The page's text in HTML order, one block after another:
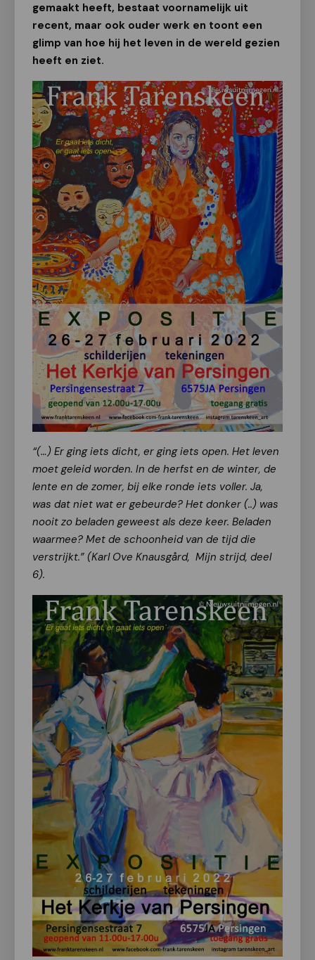
gemaakt heeft, bestaat voornamelijk uit
recent, maar ook ouder werk en toont een
glimp van hoe hij het leven in de wereld gezien
heeft en ziet.
“(…) Er ging iets dicht, er ging iets open. Het leven
moet geleid worden. In de herfst en de winter, de
lente en de zomer, bij elke ronde iets voller. Ja,
was dat niet wat er gebeurde? Het donker (..) was
nooit zo beladen geweest als deze keer. Beladen
waarmee? Met de schoonheid van de tijd die
verstrijkt.” (Karl Ove Knausgård, Mijn strijd, deel
6).